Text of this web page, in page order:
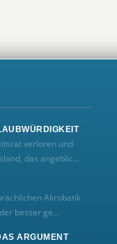
verloren und
das angeblic...
Akrobatik
besser ge...
ARGUMENT